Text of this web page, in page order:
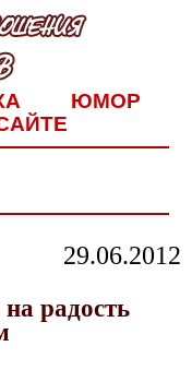
ЮМОР
29.06.2012
радость